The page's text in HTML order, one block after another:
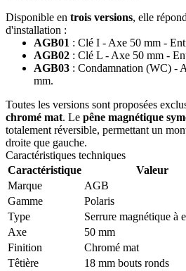
Disponible en trois versions, elle
d'installation :
AGB01 : Clé I - Axe 50 mm -
AGB02 : Clé L - Axe 50 mm -
AGB03 : Condamnation (WC) -
mm.
Toutes les versions sont proposées
chromé mat. Le pêne magnétique
totalement réversible, permettant un
droite que gauche.
Caractéristiques techniques
Caractéristique
Valeur
Marque
AGB
Gamme
Polaris
Type
Serrure magnétique à
Axe
50 mm
Finition
Chromé mat
Têtière
18 mm bouts ronds